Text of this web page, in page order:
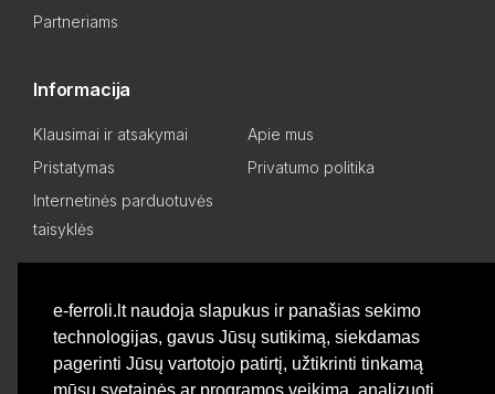
e-ferroli.lt naudoja slapukus ir panašias sekimo
technologijas, gavus Jūsų sutikimą, siekdamas
pagerinti Jūsų vartotojo patirtį, užtikrinti tinkamą
mūsų svetainės ar programos veikimą, analizuoti
Partneriams
Informacija
Klausimai ir atsakymai
Apie mus
Pristatymas
Privatumo politika
Internetinės parduotuvės
taisyklės
Asmeninis kabinetas
Pageidavimų sąrašas
Palyginti produktus
Basket